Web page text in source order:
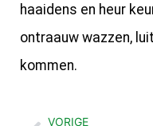
haaidens en heur
ontraauw wazzen,
kommen.
VORIGE